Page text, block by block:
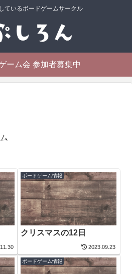
ているボードゲームサークル
ーム会 参加者募集中
ボードゲーム情報
クリスマスの12日
2023.09.23
ボードゲーム情報